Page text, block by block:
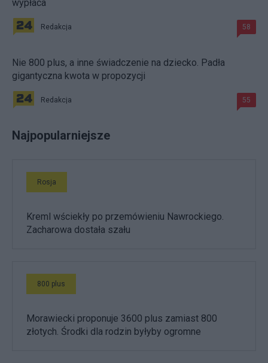
wypłaca
Redakcja 58
Nie 800 plus, a inne świadczenie na dziecko. Padła
gigantyczna kwota w propozycji
Redakcja 55
Najpopularniejsze
Rosja
Kreml wściekły po przemówieniu Nawrockiego.
Zacharowa dostała szału
800 plus
Morawiecki proponuje 3600 plus zamiast 800
złotych. Środki dla rodzin byłyby ogromne